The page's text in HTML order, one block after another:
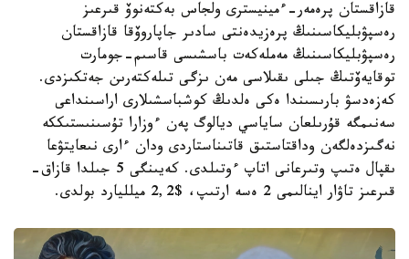
قازاقستان پرەمەر-ءمينيسترى ولجاس بەكتەنوۆ قىرعىز
رەسپۋبليكاسىنىڭ پرەزيدەنتى سادىر جاپاروۆقا قازاقستان
رەسپۋبليكاسىنىڭ مەملەكەت باسشىسى قاسىم-جومارت
توقايەۆتىڭ جىلى ىقىلاسى مەن ىزگى تىلەكتەرىن جەتكىزدى.
كەزەدسۋ بارىسىندا ەكى ەلدىڭ كوشباسشىلارى اراسىنداعى
سەنىمگە قۇرىلعان ساياسي ديالوگ پەن ءوزارا تۇسىنىستىككە
نەگىزدەلگەن وداقتاستىق قاتىناستاردى ودان ءارى نىعايتۋعا
ىقپال ەتىپ وتىرعانى اتاپ ءوتىلدى. كەيىنگى 5 جىلدا قازاق-
قىرعىز تاۋار اينالىمى 2 ەسە ارتىپ، $2,2 ميلليارد بولدى.